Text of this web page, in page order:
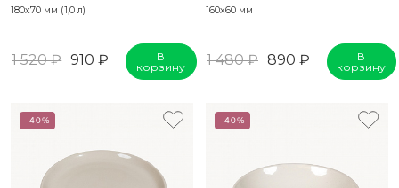
180х70 мм (1,0 л)
1 520 ₽ 910 ₽
В
корзину
160х60 мм
1 480 ₽ 890 ₽
В
корзину
-40% -40%